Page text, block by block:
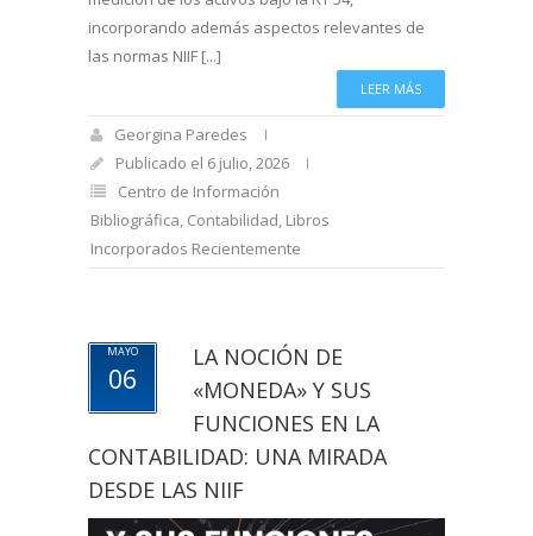
incorporando además aspectos relevantes de
las normas NIIF [...]
LEER MÁS
Georgina Paredes
Publicado el 6 julio, 2026
Centro de Información
Bibliográfica, Contabilidad, Libros
Incorporados Recientemente
MAYO
06
LA NOCIÓN DE
«MONEDA» Y SUS
FUNCIONES EN LA
CONTABILIDAD: UNA MIRADA
DESDE LAS NIIF